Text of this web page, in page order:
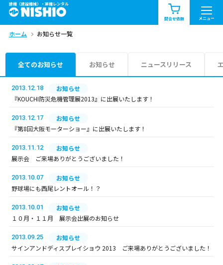
建機（建設機械）・重機レンタル
問合せ依頼 メニュー
商品一覧 お知らせ一覧
問合せ依頼リスト
エリア情報を見る
ホーム お知らせ一覧
全てのお知らせ お知らせ ニュースリリース
2013.12.18
お知らせ
『KOUCHI防災危機管理展2013』に出展いたします！
2013.12.17
お知らせ
『第8回大阪モーターショー』に出展いたします！
2013.11.12
お知らせ
展示会 ご来場ありがとうございました！
2013.10.07
お知らせ
野球場にも西尾レントオール！？
2013.10.01
お知らせ
１０月・１１月 展示会出展のお知らせ
2013.09.25
お知らせ
サインアンドディスプレイショウ 2013 ご来場ありがとうございました！